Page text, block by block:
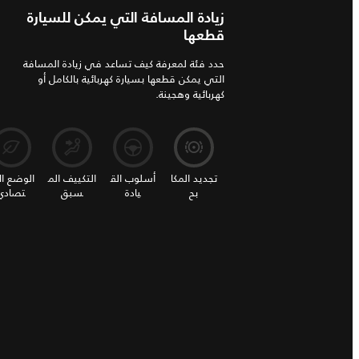
زيادة المسافة التي يمكن للسيارة
قطعها
حدد فئة لمعرفة كيف تساعد في زيادة المسافة
التي يمكن قطعها بسيارة كهربائية بالكامل أو
كهربائية وهجينة.
تجديد المكا
بح
أسلوب الق
يادة
التكييف الم
سبق
الوضع